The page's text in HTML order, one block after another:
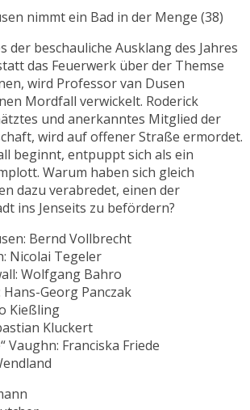
nimmt ein Bad in der Menge (38)
der beschauliche Ausklang des Jahres
das Feuerwerk über der Themse
wird Professor van Dusen
Mordfall verwickelt. Roderick
und anerkanntes Mitglied der
wird auf offener Straße ermordet.
beginnt, entpuppt sich als ein
Warum haben sich gleich
dazu verabredet, einen der
ins Jenseits zu befördern?
Bernd Vollbrecht
Nicolai Tegeler
Wolfgang Bahro
Georg Panczak
Kießling
Kluckert
Vaughn: Franciska Friede